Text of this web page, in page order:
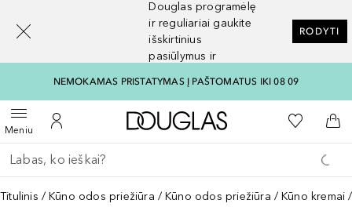
Douglas programėlę
ir reguliariai gaukite
išskirtinius
pasiūlymus ir
RODYTI
NEMOKAMAS PRISTATYMAS Į PAŠTOMATUS IKI 08 09
MeniuAtidaryti meniuĮ mano paskyrą
Į Douglas pagrindinį
Į mano
Į
Grįžk atgal
Vykdykite paiešką
Titulinis Kūno odos priežiūra Kūno odos priežiūra Kūno kremai
[navigation.slideout.screenreader]